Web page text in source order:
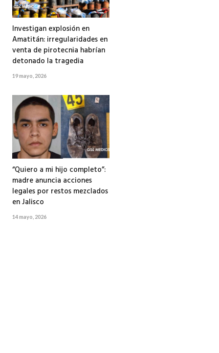
Investigan explosión en
Amatitán: irregularidades en
venta de pirotecnia habrían
detonado la tragedia
19 mayo, 2026
“Quiero a mi hijo completo”:
madre anuncia acciones
legales por restos mezclados
en Jalisco
14 mayo, 2026